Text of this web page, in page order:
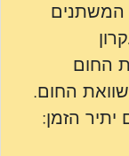
המשתנים
החום
החום.
יתיר הזמן: